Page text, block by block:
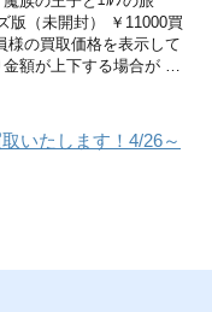
版（未開封） ￥11000買
の買取価格を表示して
額が上下する場合が …
いたします！4/26～